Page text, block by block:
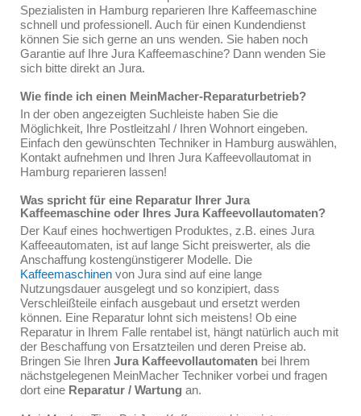
Spezialisten in Hamburg reparieren Ihre Kaffeemaschine
schnell und professionell. Auch für einen Kundendienst
können Sie sich gerne an uns wenden. Sie haben noch
Garantie auf Ihre Jura Kaffeemaschine? Dann wenden Sie
sich bitte direkt an Jura.
Wie finde ich einen MeinMacher-Reparaturbetrieb?
In der oben angezeigten Suchleiste haben Sie die
Möglichkeit, Ihre Postleitzahl / Ihren Wohnort eingeben.
Einfach den gewünschten Techniker in Hamburg auswählen,
Kontakt aufnehmen und Ihren Jura Kaffeevollautomat in
Hamburg reparieren lassen!
Was spricht für eine Reparatur Ihrer Jura
Kaffeemaschine oder Ihres Jura Kaffeevollautomaten?
Der Kauf eines hochwertigen Produktes, z.B. eines Jura
Kaffeeautomaten, ist auf lange Sicht preiswerter, als die
Anschaffung kostengünstigerer Modelle. Die
Kaffeemaschinen von Jura sind auf eine lange
Nutzungsdauer ausgelegt und so konzipiert, dass
Verschleißteile einfach ausgebaut und ersetzt werden
können. Eine Reparatur lohnt sich meistens! Ob eine
Reparatur in Ihrem Falle rentabel ist, hängt natürlich auch mit
der Beschaffung von Ersatzteilen und deren Preise ab.
Bringen Sie Ihren Jura Kaffeevollautomaten bei Ihrem
nächstgelegenen MeinMacher Techniker vorbei und fragen
dort eine Reparatur / Wartung an.